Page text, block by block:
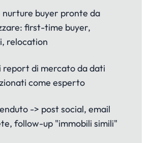
nurture buyer pronte da
first-time buyer,
relocation
report di mercato da dati
come esperto
-> post social, email
follow-up "immobili simili"